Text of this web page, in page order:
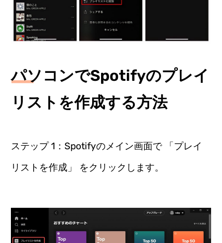
パソコンでSpotifyのプレイ
リストを作成する方法
ステップ 1：Spotifyのメイン画面で 「プレイ
リストを作成」 をクリックします。